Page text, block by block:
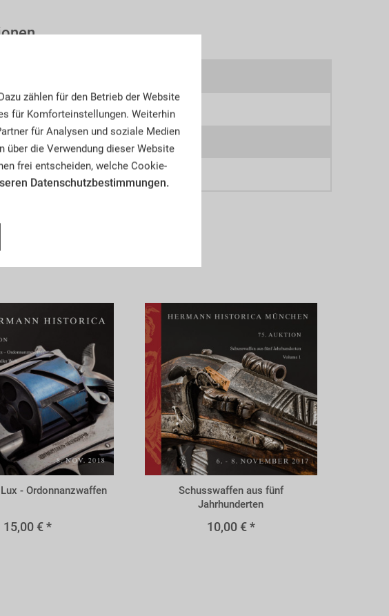
386
Sammlungen, Schusswaffen
- Ordonnanzwaffen
15,00 € *
A75s
Schusswaffen aus fünf
Jahrhunderten
10,00 € *
zählen für den Betrieb der Website
für Komforteinstellungen. Weiterhin
für Analysen und soziale Medien
die Verwendung dieser Website
frei entscheiden, welche Cookie-
Datenschutzbestimmungen.